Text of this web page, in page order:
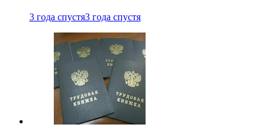
3 года спустя3 года спустя